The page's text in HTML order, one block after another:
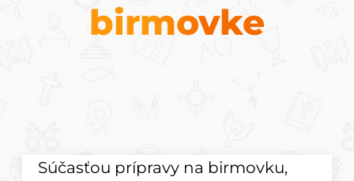
birmovke
Súčasťou prípravy na birmovku,